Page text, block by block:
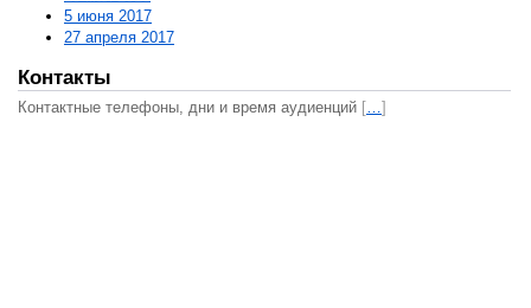
5 июня 2017
27 апреля 2017
Контакты
Контактные телефоны, дни и время аудиенций […]